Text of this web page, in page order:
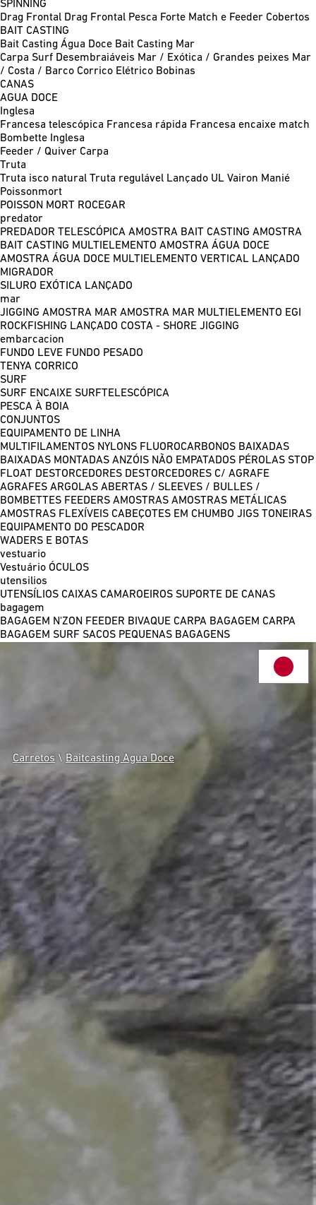
SPINNING
Drag Frontal Drag Frontal Pesca Forte Match e Feeder Cobertos
BAIT CASTING
Bait Casting Água Doce Bait Casting Mar
Carpa Surf Desembraiáveis Mar / Exótica / Grandes peixes Mar
/ Costa / Barco Corrico Elétrico Bobinas
CANAS
AGUA DOCE
Inglesa
Francesa telescópica Francesa rápida Francesa encaixe match
Bombette Inglesa
Feeder / Quiver Carpa
Truta
Truta isco natural Truta regulável Lançado UL Vairon Manié
Poissonmort
POISSON MORT ROCEGAR
predator
PREDADOR TELESCÓPICA AMOSTRA BAIT CASTING AMOSTRA
BAIT CASTING MULTIELEMENTO AMOSTRA ÁGUA DOCE
AMOSTRA ÁGUA DOCE MULTIELEMENTO VERTICAL LANÇADO
MIGRADOR
SILURO EXÓTICA LANÇADO
mar
JIGGING AMOSTRA MAR AMOSTRA MAR MULTIELEMENTO EGI
ROCKFISHING LANÇADO COSTA - SHORE JIGGING
embarcacion
FUNDO LEVE FUNDO PESADO
TENYA CORRICO
SURF
SURF ENCAIXE SURFTELESCÓPICA
PESCA À BOIA
CONJUNTOS
EQUIPAMENTO DE LINHA
MULTIFILAMENTOS NYLONS FLUOROCARBONOS BAIXADAS
BAIXADAS MONTADAS ANZÓIS NÃO EMPATADOS PÉROLAS STOP
FLOAT DESTORCEDORES DESTORCEDORES C/ AGRAFE
AGRAFES ARGOLAS ABERTAS / SLEEVES / BULLES /
BOMBETTES FEEDERS AMOSTRAS AMOSTRAS METÁLICAS
AMOSTRAS FLEXÍVEIS CABEÇOTES EM CHUMBO JIGS TONEIRAS
EQUIPAMENTO DO PESCADOR
WADERS E BOTAS
vestuario
Vestuário ÓCULOS
utensilios
UTENSÍLIOS CAIXAS CAMAROEIROS SUPORTE DE CANAS
bagagem
BAGAGEM N'ZON FEEDER BIVAQUE CARPA BAGAGEM CARPA
BAGAGEM SURF SACOS PEQUENAS BAGAGENS
Carretos \ Baitcasting Agua Doce